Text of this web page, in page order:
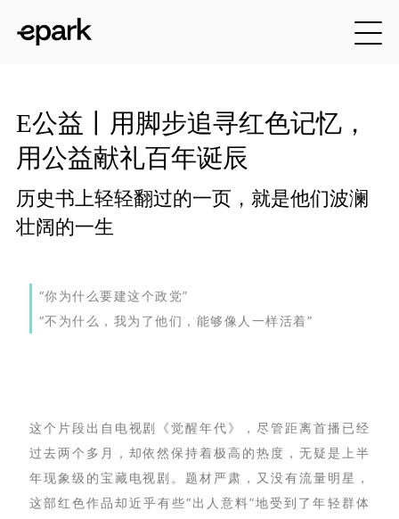
E公益丨用脚步追寻红色记忆，
用公益献礼百年诞辰
历史书上轻轻翻过的一页，就是他们波澜
壮阔的一生
“你为什么要建这个政党”
“不为什么，我为了他们，能够像人一样活着”
这个片段出自电视剧《觉醒年代》，尽管距离首播已经
过去两个多月，却依然保持着极高的热度，无疑是上半
年现象级的宝藏电视剧。题材严肃，又没有流量明星，
这部红色作品却近乎有些“出人意料”地受到了年轻群体